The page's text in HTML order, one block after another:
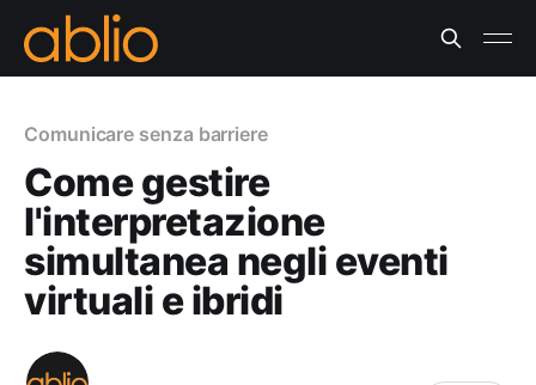
Comunicare senza barriere
Come gestire
l'interpretazione
simultanea negli eventi
virtuali e ibridi